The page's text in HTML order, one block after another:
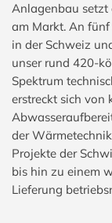
Anlagenbau setzt
am Markt. An
in der Schweiz
unser rund 420-
Spektrum
erstreckt sich von
der
Projekte der
bis hin zu einem
Lieferung